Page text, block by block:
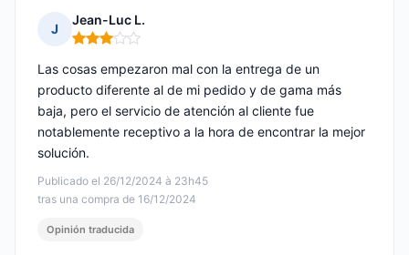
J
Jean-Luc L.
Nota: 3 de 5
Publicado el 26/12/2024 à 23h45
tras una compra de 16/12/2024
Las cosas empezaron mal con la entrega de un
producto diferente al de mi pedido y de gama más
baja, pero el servicio de atención al cliente fue
notablemente receptivo a la hora de encontrar la mejor
solución.
Opinión traducida